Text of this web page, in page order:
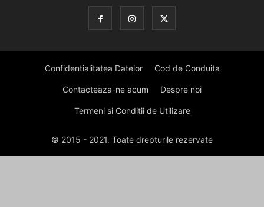
Confidentialitatea Datelor Cod de Conduita
Contacteaza-ne acum Despre noi
Termeni si Conditii de Utilizare
© 2015 - 2021. Toate drepturile rezervate